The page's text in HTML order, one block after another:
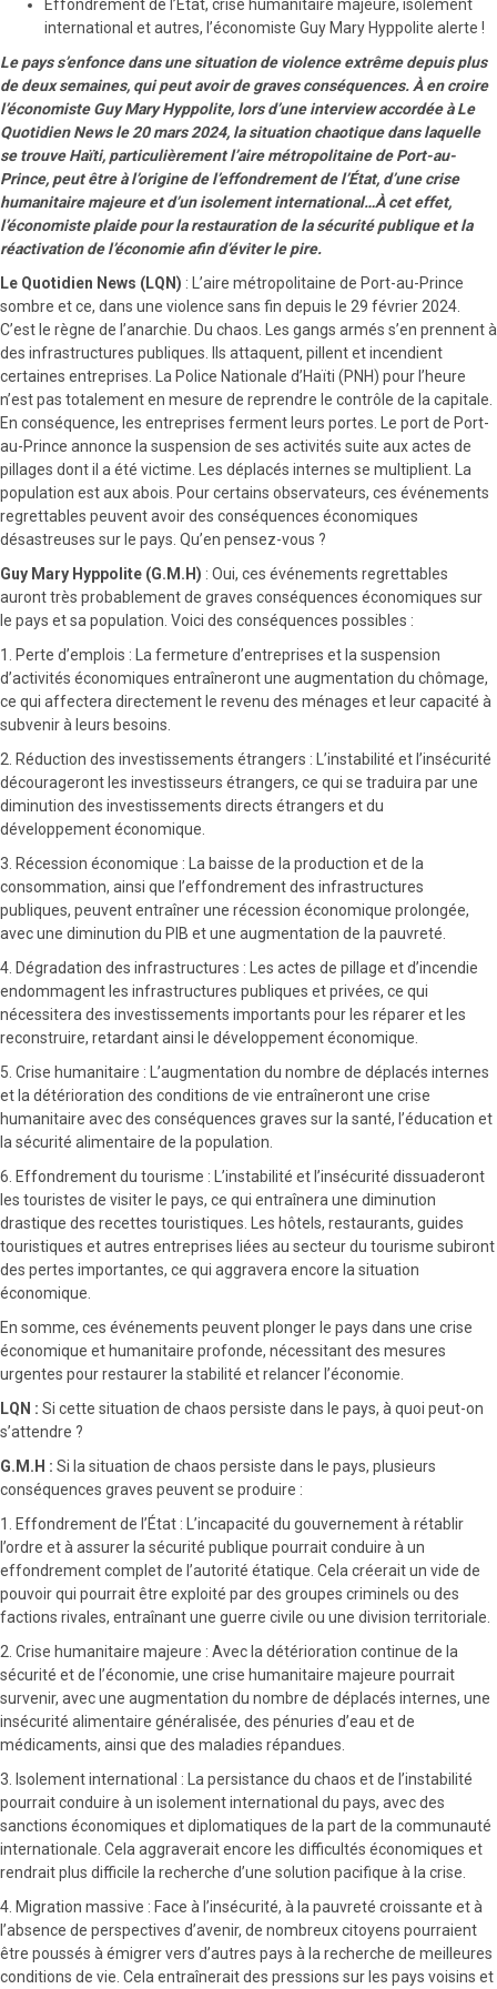
Effondrement de l’État, crise humanitaire majeure, isolement
international et autres, l’économiste Guy Mary Hyppolite alerte !
Le pays s’enfonce dans une situation de violence extrême depuis plus
de deux semaines, qui peut avoir de graves conséquences. À en croire
l’économiste Guy Mary Hyppolite, lors d’une interview accordée à Le
Quotidien News le 20 mars 2024, la situation chaotique dans laquelle
se trouve Haïti, particulièrement l’aire métropolitaine de Port-au-
Prince, peut être à l’origine de l’effondrement de l’État, d’une crise
humanitaire majeure et d’un isolement international…À cet effet,
l’économiste plaide pour la restauration de la sécurité publique et la
réactivation de l’économie afin d’éviter le pire.
Le Quotidien News (LQN) : L’aire métropolitaine de Port-au-Prince
sombre et ce, dans une violence sans fin depuis le 29 février 2024.
C’est le règne de l’anarchie. Du chaos. Les gangs armés s’en prennent à
des infrastructures publiques. Ils attaquent, pillent et incendient
certaines entreprises. La Police Nationale d’Haïti (PNH) pour l’heure
n’est pas totalement en mesure de reprendre le contrôle de la capitale.
En conséquence, les entreprises ferment leurs portes. Le port de Port-
au-Prince annonce la suspension de ses activités suite aux actes de
pillages dont il a été victime. Les déplacés internes se multiplient. La
population est aux abois. Pour certains observateurs, ces événements
regrettables peuvent avoir des conséquences économiques
désastreuses sur le pays. Qu’en pensez-vous ?
Guy Mary Hyppolite (G.M.H) : Oui, ces événements regrettables
auront très probablement de graves conséquences économiques sur
le pays et sa population. Voici des conséquences possibles :
1. Perte d’emplois : La fermeture d’entreprises et la suspension
d’activités économiques entraîneront une augmentation du chômage,
ce qui affectera directement le revenu des ménages et leur capacité à
subvenir à leurs besoins.
2. Réduction des investissements étrangers : L’instabilité et l’insécurité
décourageront les investisseurs étrangers, ce qui se traduira par une
diminution des investissements directs étrangers et du
développement économique.
3. Récession économique : La baisse de la production et de la
consommation, ainsi que l’effondrement des infrastructures
publiques, peuvent entraîner une récession économique prolongée,
avec une diminution du PIB et une augmentation de la pauvreté.
4. Dégradation des infrastructures : Les actes de pillage et d’incendie
endommagent les infrastructures publiques et privées, ce qui
nécessitera des investissements importants pour les réparer et les
reconstruire, retardant ainsi le développement économique.
5. Crise humanitaire : L’augmentation du nombre de déplacés internes
et la détérioration des conditions de vie entraîneront une crise
humanitaire avec des conséquences graves sur la santé, l’éducation et
la sécurité alimentaire de la population.
6. Effondrement du tourisme : L’instabilité et l’insécurité dissuaderont
les touristes de visiter le pays, ce qui entraînera une diminution
drastique des recettes touristiques. Les hôtels, restaurants, guides
touristiques et autres entreprises liées au secteur du tourisme subiront
des pertes importantes, ce qui aggravera encore la situation
économique.
En somme, ces événements peuvent plonger le pays dans une crise
économique et humanitaire profonde, nécessitant des mesures
urgentes pour restaurer la stabilité et relancer l’économie.
LQN : Si cette situation de chaos persiste dans le pays, à quoi peut-on
s’attendre ?
G.M.H : Si la situation de chaos persiste dans le pays, plusieurs
conséquences graves peuvent se produire :
1. Effondrement de l’État : L’incapacité du gouvernement à rétablir
l’ordre et à assurer la sécurité publique pourrait conduire à un
effondrement complet de l’autorité étatique. Cela créerait un vide de
pouvoir qui pourrait être exploité par des groupes criminels ou des
factions rivales, entraînant une guerre civile ou une division territoriale.
2. Crise humanitaire majeure : Avec la détérioration continue de la
sécurité et de l’économie, une crise humanitaire majeure pourrait
survenir, avec une augmentation du nombre de déplacés internes, une
insécurité alimentaire généralisée, des pénuries d’eau et de
médicaments, ainsi que des maladies répandues.
3. Isolement international : La persistance du chaos et de l’instabilité
pourrait conduire à un isolement international du pays, avec des
sanctions économiques et diplomatiques de la part de la communauté
internationale. Cela aggraverait encore les difficultés économiques et
rendrait plus difficile la recherche d’une solution pacifique à la crise.
4. Migration massive : Face à l’insécurité, à la pauvreté croissante et à
l’absence de perspectives d’avenir, de nombreux citoyens pourraient
être poussés à émigrer vers d’autres pays à la recherche de meilleures
conditions de vie. Cela entraînerait des pressions sur les pays voisins et